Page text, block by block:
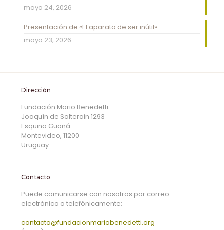
mayo 24, 2026
Presentación de «El aparato de ser inútil»
mayo 23, 2026
Dirección
Fundación Mario Benedetti
Joaquín de Salterain 1293
Esquina Guaná
Montevideo, 11200
Uruguay
Contacto
Puede comunicarse con nosotros por correo
electrónico o telefónicamente:
contacto@fundacionmariobenedetti.org